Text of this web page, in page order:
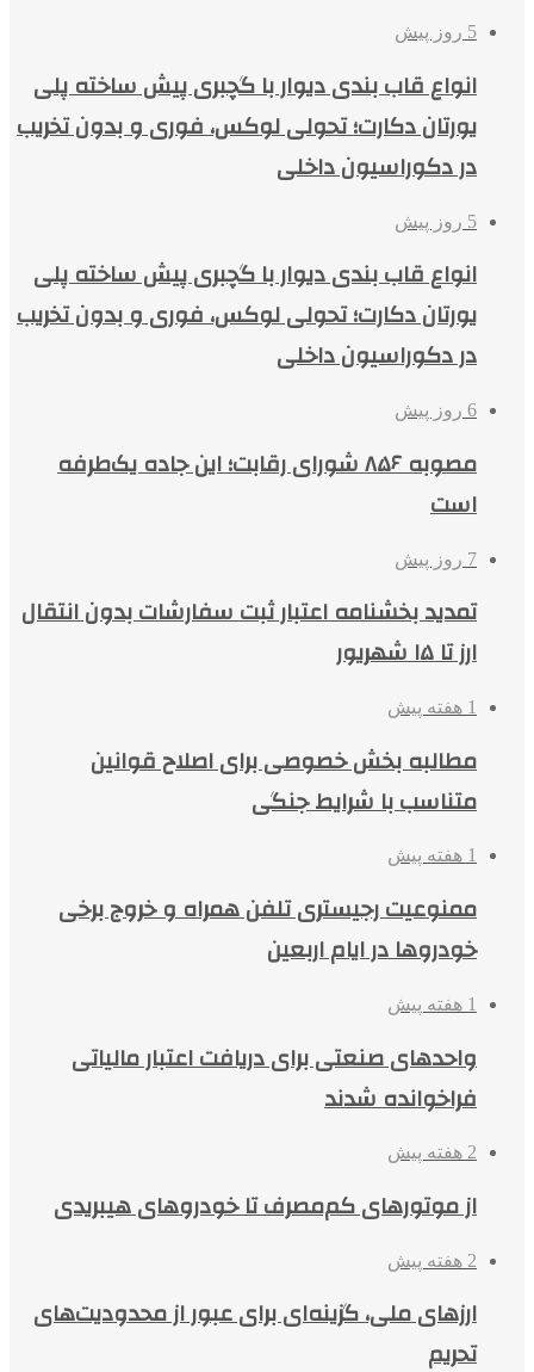
5 روز پیش
انواع قاب بندی دیوار با گچبری پیش ساخته پلی
یورتان دکارت؛ تحولی لوکس، فوری و بدون تخریب
در دکوراسیون داخلی
5 روز پیش
انواع قاب بندی دیوار با گچبری پیش ساخته پلی
یورتان دکارت؛ تحولی لوکس، فوری و بدون تخریب
در دکوراسیون داخلی
6 روز پیش
مصوبه ۸۵۶ شورای رقابت؛ این جاده یک‌طرفه
است
7 روز پیش
تمدید بخشنامه اعتبار ثبت سفارشات بدون انتقال
ارز تا ۱۵ شهریور
1 هفته پیش
مطالبه بخش خصوصی برای اصلاح قوانین
متناسب با شرایط جنگی
1 هفته پیش
ممنوعیت رجیستری تلفن همراه و خروج برخی
خودروها در ایام اربعین
1 هفته پیش
واحدهای صنعتی برای دریافت اعتبار مالیاتی
فراخوانده شدند
2 هفته پیش
از موتورهای کم‌مصرف تا خودروهای هیبریدی
2 هفته پیش
ارزهای ملی، گزینه‌ای برای عبور از محدودیت‌های
تحریم